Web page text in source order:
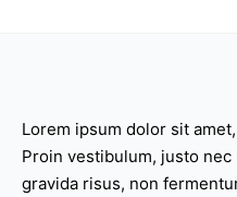
Lorem ipsum dolor sit amet,
Proin vestibulum, justo
gravida risus, non